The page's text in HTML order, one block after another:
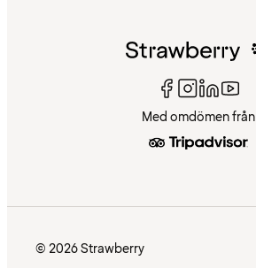
Med omdömen från
© 2026 Strawberry